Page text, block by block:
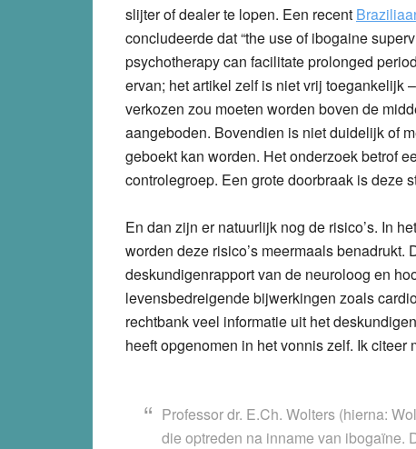
slijter of dealer te lopen. Een recent
concludeerde dat “the use of ibogaine
psychotherapy can facilitate prolonged
ervan; het artikel zelf is niet vrij toegankelijk
verkozen zou moeten worden boven de
aangeboden. Bovendien is niet duidelijk of
geboekt kan worden. Het onderzoek betrof
controlegroep. Een grote doorbraak is deze
En dan zijn er natuurlijk nog de risico’s. In
worden deze risico’s meermaals benadrukt.
deskundigenrapport van de neuroloog en
levensbedreigende bijwerkingen zoals
rechtbank veel informatie uit het
heeft opgenomen in het vonnis zelf. Ik citeer
Professor dr. E.Ch. Wolters (hierna:
die optreden na inname van ibogaïne.